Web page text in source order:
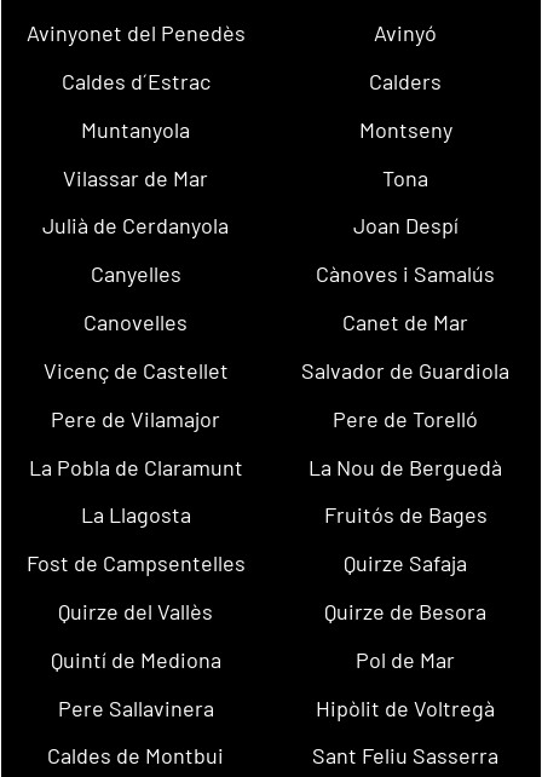
Avinyonet del Penedès
Avinyó
Caldes d´Estrac
Calders
Muntanyola
Montseny
Vilassar de Mar
Tona
Julià de Cerdanyola
Joan Despí
Canyelles
Cànoves i Samalús
Canovelles
Canet de Mar
Vicenç de Castellet
Salvador de Guardiola
Pere de Vilamajor
Pere de Torelló
La Pobla de Claramunt
La Nou de Berguedà
La Llagosta
Fruitós de Bages
Fost de Campsentelles
Quirze Safaja
Quirze del Vallès
Quirze de Besora
Quintí de Mediona
Pol de Mar
Pere Sallavinera
Hipòlit de Voltregà
Caldes de Montbui
Sant Feliu Sasserra